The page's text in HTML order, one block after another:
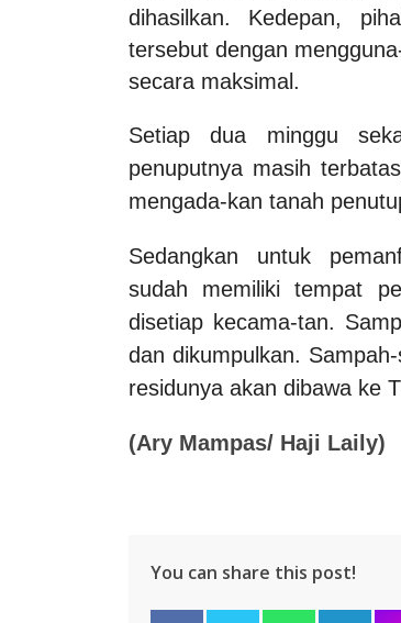
dihasilkan. Kedepan,
tersebut dengan
secara maksimal.
Setiap dua minggu
penuputnya masih
mengada-kan tanah
Sedangkan untuk
sudah memiliki tempat
disetiap kecama-tan.
dan dikumpulkan.
residunya akan dibawa ke
(Ary Mampas/ Haji Laily)
You can share this post!